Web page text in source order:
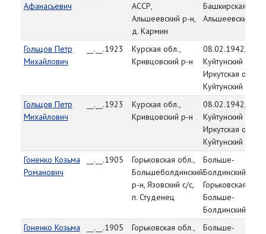
Афанасьевич
АССР,
Альшеевский р-н,
д. Кармин
Башкирская
Альшеевский р-н
Гольцов Петр
Михайлович
__.__.1923
Курская обл.,
Кривцовский р-н
08.02.1942,
Куйтунский РВК,
Иркутская обл.,
Куйтунский р-н
Гольцов Петр
Михайлович
__.__.1923
Курская обл.,
Кривцовский р-н
08.02.1942,
Куйтунский РВК,
Иркутская обл.,
Куйтунский р-н
Гоненко Козьма
Романович
__.__.1905
Горьковская обл.,
Большеболдинский
р-н, Язовский с/с,
п. Студенец
Больше-
Болдинский РВК,
Горьковская обл.,
Больше-
Болдинский р-н
Гоненко Козьма
__.__.1905
Горьковская обл.,
Больше-